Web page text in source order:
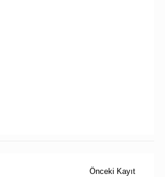
Önceki Kayıt